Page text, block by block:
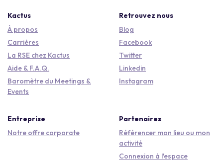
Kactus
À propos
Carrières
La RSE chez Kactus
Aide & F.A.Q.
Baromètre du Meetings &
Events
Retrouvez nous
Blog
Facebook
Twitter
Linkedin
Instagram
Entreprise
Notre offre corporate
Partenaires
Référencer mon lieu ou mon
activité
Connexion à l'espace